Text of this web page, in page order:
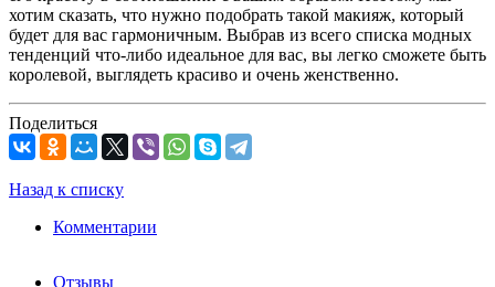
хотим сказать, что нужно подобрать такой макияж, который
будет для вас гармоничным. Выбрав из всего списка модных
тенденций что-либо идеальное для вас, вы легко сможете быть
королевой, выглядеть красиво и очень женственно.
Поделиться
Назад к списку
Комментарии
Отзывы